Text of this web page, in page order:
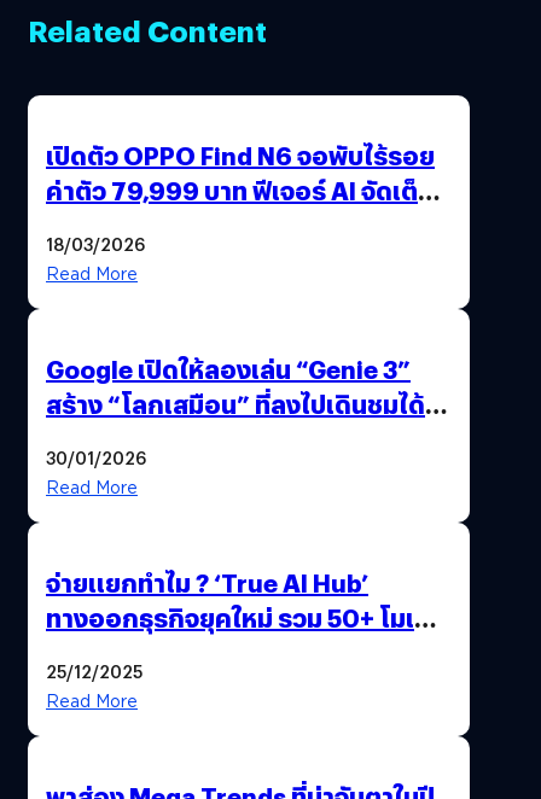
Related Content
เปิดตัว OPPO Find N6 จอพับไร้รอย
ค่าตัว 79,999 บาท ฟีเจอร์ AI จัดเต็ม
18/03/2026
Read More
Google เปิดให้ลองเล่น “Genie 3”
สร้าง “โลกเสมือน” ที่ลงไปเดินชมได้
30/01/2026
Read More
จ่ายแยกทำไม ? ‘True AI Hub’
ทางออกธุรกิจยุคใหม่ รวม 50+ โมเดล
25/12/2025
Read More